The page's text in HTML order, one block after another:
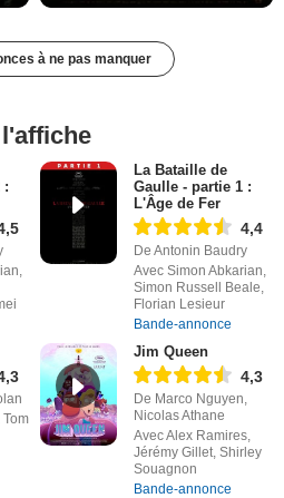
à ne pas manquer
:
La Bataille de
Gaulle - partie 1 :
L'Âge de Fer
4,4
De Antonin Baudry
Avec Simon Abkarian,
Simon Russell Beale,
Florian Lesieur
Bande-annonce
Jim Queen
4,3
De Marco Nguyen,
Nicolas Athane
Avec Alex Ramires,
Jérémy Gillet, Shirley
Souagnon
Bande-annonce